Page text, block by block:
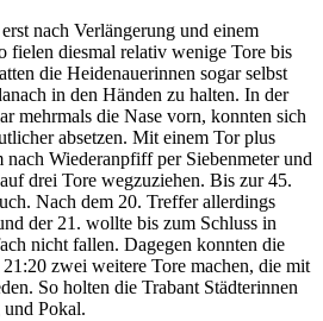
nach Verlängerung und einem
fielen diesmal relativ wenige Tore bis
die Heidenauerinnen sogar selbst
in den Händen zu halten. In der
mehrmals die Nase vorn, konnten sich
absetzen. Mit einem Tor plus
nach Wiederanpfiff per Siebenmeter und
drei Tore wegzuziehen. Bis zur 45.
Nach dem 20. Treffer allerdings
der 21. wollte bis zum Schluss in
nicht fallen. Dagegen konnten die
zwei weitere Tore machen, die mit
So holten die Trabant Städterinnen
Pokal.